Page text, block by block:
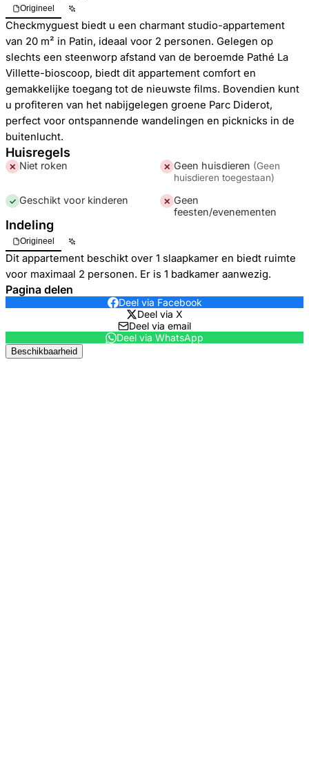
Origineel
Checkmyguest biedt u een charmant studio-appartement
van 20 m² in Patin, ideaal voor 2 personen. Gelegen op
slechts een steenworp afstand van de beroemde Pathé La
Villette-bioscoop, biedt dit appartement comfort en
gemakkelijke toegang tot de nieuwste films. Bovendien kunt
u profiteren van het nabijgelegen groene Parc Diderot,
perfect voor ontspannende wandelingen en picknicks in de
buitenlucht.
Huisregels
✕ Niet roken ✕ Geen huisdieren (Geen
huisdieren toegestaan)
✓ Geschikt voor kinderen ✕ Geen
feesten/evenementen
Indeling
Origineel
Dit appartement beschikt over 1 slaapkamer en biedt ruimte
voor maximaal 2 personen. Er is 1 badkamer aanwezig.
Pagina delen
Deel via Facebook
Deel via X
Deel via email
Deel via WhatsApp
Beschikbaarheid